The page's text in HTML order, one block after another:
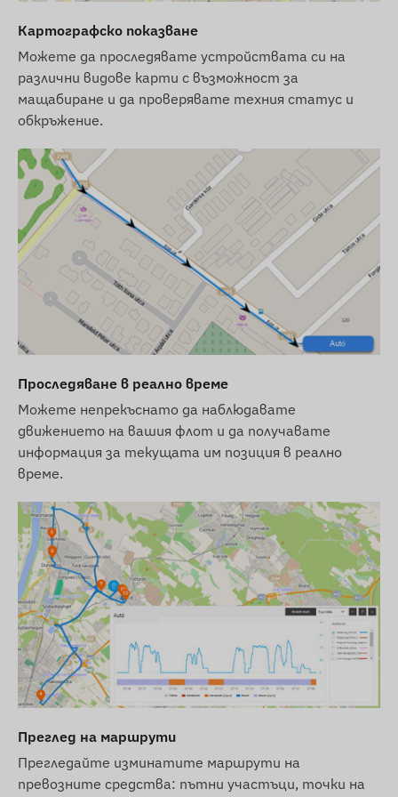
на сън и събуждане (ако функцията е
активирана)
Аларми
Излизане от цифрова ограда на POI,
пристигане
Ниско ниво на батерията
Съдържание на пакета
FLEXCOM FB224GN6004 GPS проследяващо
устройство за велосипеди
Зарядно устройство и USB кабел за
Защитни винтове и отвертка (бит)
Такса за SIM карта и лиценз за софтуер за
компютър и мобилен телефон за една
Условия за ползване
За нормалната работа на устройството е
необходима активна връзка със сателитните
системи за позициониране и мрежите на
мобилните оператори. Те осигуряват
събирането и предаването на данни, както и
комуникацията с телефона на собственика
или с централната система за събиране и
обработка на данни при използване на
комуникира чрез мрежите на мобилните
оператори с помощта на сменяема SIM карта.
Регион на работа
Картографско показване
Можете да проследявате устройствата си на
различни видове карти с възможност за
мащабиране и да проверявате техния статус и
обкръжение.
Проследяване в реално време
Можете непрекъснато да наблюдавате
движението на вашия флот и да получавате
информация за текущата им позиция в реално
време.
Преглед на маршрути
Прегледайте изминатите маршрути на
превозните средства: пътни участъци, точки на